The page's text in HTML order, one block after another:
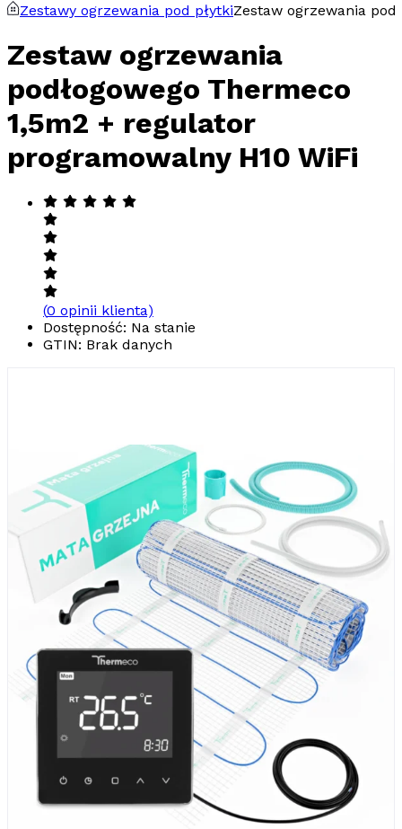
Zestawy ogrzewania pod płytkiZestaw ogrzewania
Zestaw ogrzewania
podłogowego Thermeco
1,5m2 + regulator
programowalny H10 WiFi
(0 opinii klienta)
Dostępność: Na stanie
GTIN: Brak danych